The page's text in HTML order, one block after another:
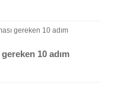
10 adım